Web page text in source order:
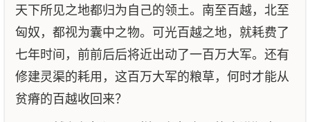
天下所见之地都归为自己的领土。南至百越，北至
匈奴，都视为囊中之物。可光百越之地，就耗费了
七年时间，前前后后将近出动了一百万大军。还有
修建灵渠的耗用，这百万大军的粮草，何时才能从
贫瘠的百越收回来？